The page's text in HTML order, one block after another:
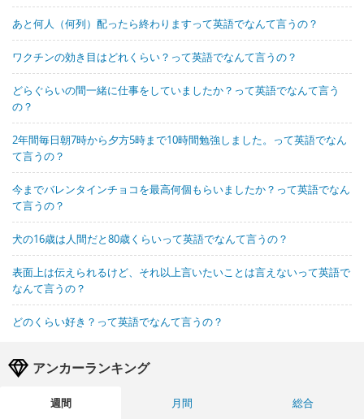
あと何人（何列）配ったら終わりますって英語でなんて言うの？
ワクチンの効き目はどれくらい？って英語でなんて言うの？
どらぐらいの間一緒に仕事をしていましたか？って英語でなんて言う
の？
2年間毎日朝7時から夕方5時まで10時間勉強しました。って英語でなん
て言うの？
今までバレンタインチョコを最高何個もらいましたか？って英語でなん
て言うの？
犬の16歳は人間だと80歳くらいって英語でなんて言うの？
表面上は伝えられるけど、それ以上言いたいことは言えないって英語で
なんて言うの？
どのくらい好き？って英語でなんて言うの？
アンカーランキング
週間 月間
総合